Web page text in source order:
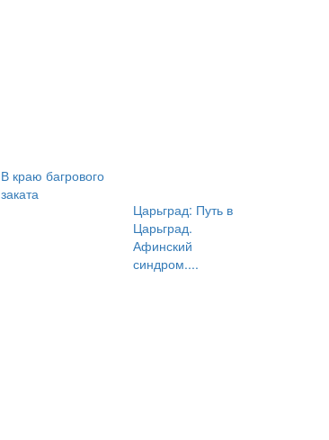
В краю багрового
заката
Царьград: Путь в
Царьград.
Афинский
синдром....